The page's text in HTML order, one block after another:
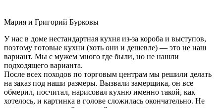
Мария и Григорий Бурковы
У нас в доме нестандартная кухня из-за короба и выступов,
поэтому готовые кухни (хоть они и дешевле) — это не наш
вариант. Мы с мужем много где были, но не нашли
подходящего варианта.
После всех походов по торговым центрам мы решили делать
на заказ под наши размеры. Вызвали замерщика, он все
обмерил, посчитал, нарисовал кухню именно такой, как
хотелось, и картинка в голове сложилась окончательно. Не